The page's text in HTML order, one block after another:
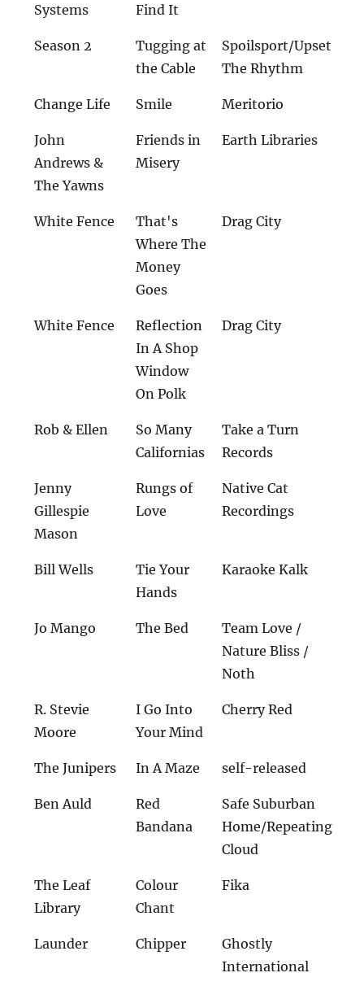
Systems
Find It
Season 2
Tugging at
the Cable
Spoilsport/Upset
The Rhythm
Change Life Smile Meritorio
John
Andrews &
The Yawns
Friends in
Misery
Earth Libraries
White Fence
That's
Where The
Money
Goes
Drag City
White Fence
Reflection
In A Shop
Window
On Polk
Drag City
Rob & Ellen
So Many
Californias
Take a Turn
Records
Jenny
Gillespie
Mason
Rungs of
Love
Native Cat
Recordings
Bill Wells
Tie Your
Hands
Karaoke Kalk
Jo Mango The Bed
Team Love /
Nature Bliss /
Noth
R. Stevie
Moore
I Go Into
Your Mind
Cherry Red
The Junipers In A Maze self-released
Ben Auld
Red
Bandana
Safe Suburban
Home/Repeating
Cloud
The Leaf
Library
Colour
Chant
Fika
Launder Chipper
Ghostly
International